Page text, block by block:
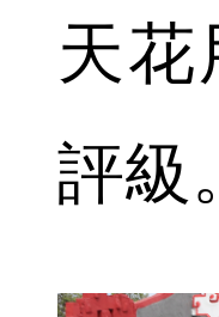
天
評級